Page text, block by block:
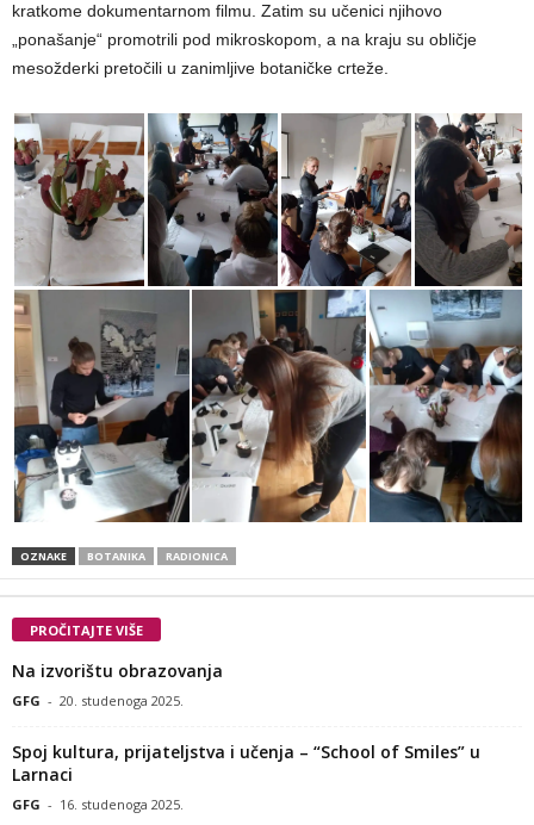
kratkome dokumentarnom filmu. Zatim su učenici njihovo
„ponašanje“ promotrili pod mikroskopom, a na kraju su obličje
mesožderki pretočili u zanimljive botaničke crteže.
OZNAKE BOTANIKA RADIONICA
PROČITAJTE VIŠE
Na izvorištu obrazovanja
GFG - 20. studenoga 2025.
Spoj kultura, prijateljstva i učenja – “School of Smiles” u
Larnaci
GFG - 16. studenoga 2025.